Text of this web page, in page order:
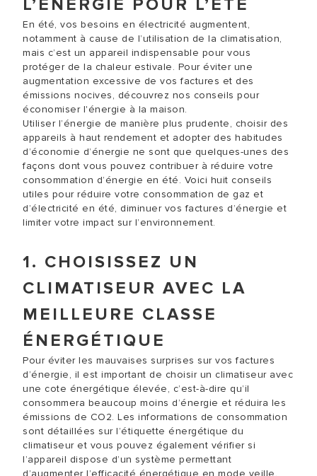
L’ÉNERGIE POUR L’ÉTÉ
En été, vos besoins en électricité augmentent,
notamment à cause de l’utilisation de la climatisation,
mais c’est un appareil indispensable pour vous
protéger de la chaleur estivale. Pour éviter une
augmentation excessive de vos factures et des
émissions nocives, découvrez nos conseils pour
économiser l'énergie à la maison.
Utiliser l’énergie de manière plus prudente, choisir des
appareils à haut rendement et adopter des habitudes
d’économie d’énergie ne sont que quelques-unes des
façons dont vous pouvez contribuer à réduire votre
consommation d’énergie en été. Voici huit conseils
utiles pour réduire votre consommation de gaz et
d’électricité en été, diminuer vos factures d’énergie et
limiter votre impact sur l’environnement.
1. CHOISISSEZ UN
CLIMATISEUR AVEC LA
MEILLEURE CLASSE
ÉNERGÉTIQUE
Pour éviter les mauvaises surprises sur vos factures
d’énergie, il est important de choisir un climatiseur avec
une cote énergétique élevée, c’est-à-dire qu’il
consommera beaucoup moins d’énergie et réduira les
émissions de CO2. Les informations de consommation
sont détaillées sur l’étiquette énergétique du
climatiseur et vous pouvez également vérifier si
l’appareil dispose d’un système permettant